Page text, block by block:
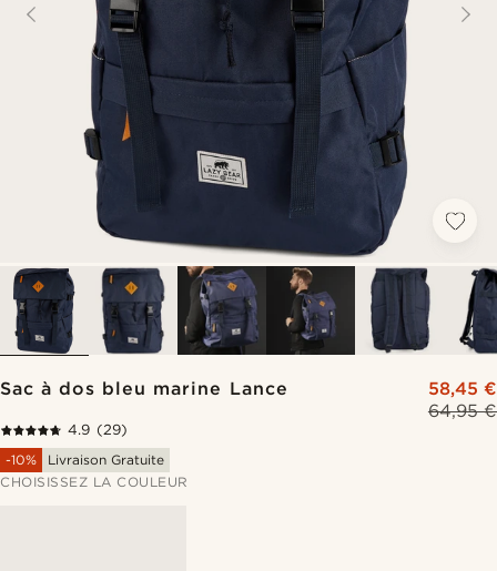
Sac à dos bleu marine Lance
64,95 €
58,45 €
4.9 (29)
-10%
Livraison Gratuite
CHOISISSEZ LA COULEUR